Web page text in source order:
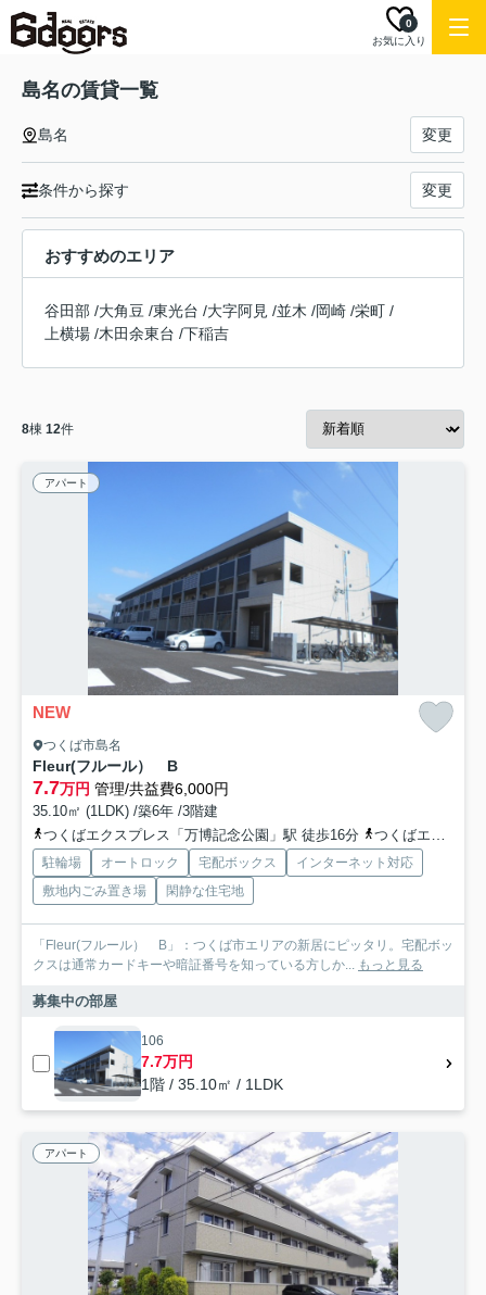
お気に入り
0
島名の賃貸一覧
島名 変更
条件から探す 変更
おすすめのエリア
谷田部 /大角豆 /東光台 /大字阿見 /並木 /岡崎 /栄町 /
上横場 /木田余東台 /下稲吉
8棟 12件
アパート
NEW
つくば市島名
Fleur(フルール） B
7.7万円 管理/共益費6,000円
35.10㎡ (1LDK) /築6年 /3階建
つくばエクスプレス「万博記念公園」駅 徒歩16分
つくばエクスプレス「研究学園」駅 徒歩47分
駐輪場 オートロック 宅配ボックス
インターネット対応
敷地内ごみ置き場
閑静な住宅地
「Fleur(フルール） B」：つくば市エリアの新居にピッタリ。宅配ボッ
クスは通常カードキーや暗証番号を知っている方しか... もっと見る
募集中の部屋
106
7.7万円
1階 / 35.10㎡ / 1LDK
アパート